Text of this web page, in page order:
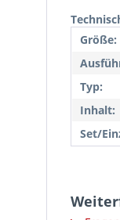
Größe:
Typ:
Inhalt:
Set/